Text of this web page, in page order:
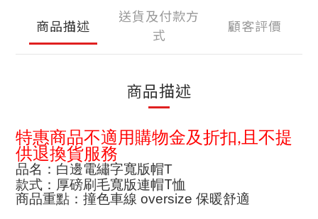
商品描述
送貨及付款方
式
顧客評價
商品描述
特惠商品不適用購物金及折扣,且不提
供退換貨服務
品名：白邊電繡字寬版帽T
款式：厚磅刷毛寬版連帽T恤
商品重點：撞色車線 oversize 保暖舒適